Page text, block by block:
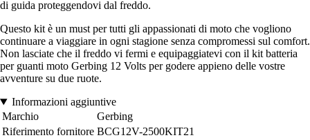
di guida proteggendovi dal freddo.
Questo kit è un must per tutti gli appassionati di moto che vogliono
continuare a viaggiare in ogni stagione senza compromessi sul comfort.
Non lasciate che il freddo vi fermi e equipaggiatevi con il kit batteria
per guanti moto Gerbing 12 Volts per godere appieno delle vostre
avventure su due ruote.
Informazioni aggiuntive
Marchio
Gerbing
Riferimento fornitore BCG12V-2500KIT21